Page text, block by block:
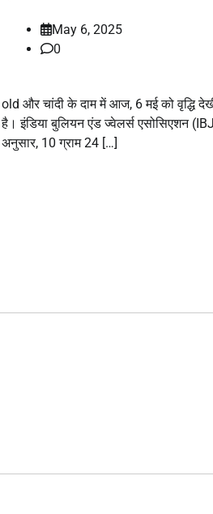
May 6, 2025
0
old और चांदी के दाम में आज, 6 मई को वृद्धि
है। इंडिया बुलियन एंड ज्वेलर्स एसोसिएशन
अनुसार, 10 ग्राम 24 […]